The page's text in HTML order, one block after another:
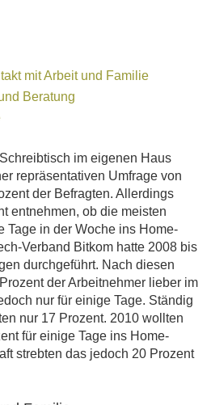
mit Arbeit und Familie
Beratung
im eigenen Haus
repräsentativen Umfrage von
der Befragten. Allerdings
entnehmen, ob die meisten
Tage in der Woche ins Home-
Verband Bitkom hatte 2008 bis
durchgeführt. Nach diesen
der Arbeitnehmer lieber im
nur für einige Tage. Ständig
nur 17 Prozent. 2010 wollten
für einige Tage ins Home-
strebten das jedoch 20 Prozent